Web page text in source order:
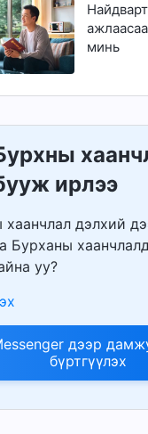
минь
ирлээ
хаанчлал дэлхий
Бурханы
уу?
дээр
бүртгүүлэх